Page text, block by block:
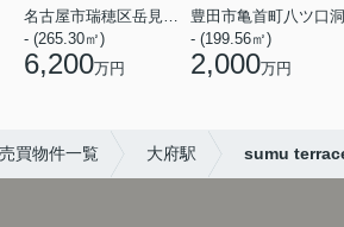
名古屋市瑞穂区岳見町４丁目
- (265.30㎡)
6,200万円
豊田市亀首町八ツ口洞
- (199.56㎡)
2,000万円
買物件一覧 大府駅 sumu